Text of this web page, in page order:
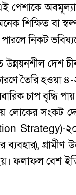
পেশাকে
শিক্ষিত বা
নিকট
দেশ
তৈরি হওয়া
চাপ বৃদ্ধি
লোকের সংকট
Strategy)-
ব্যবহার),
ফলাফল বেশ